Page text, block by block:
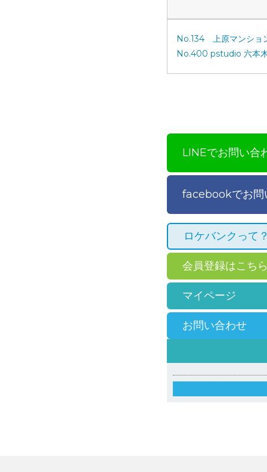
No.134 上原マンショ
No.400 pstudio 六本
LINEでお問い合
facebookでお問
ロケバンクって
会員登録はこち
マイページ
お問い合わせ